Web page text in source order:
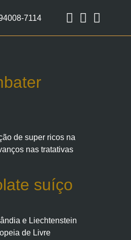
7114
de super ricos na
nas tratativas
suíço
e Liechtenstein
de Livre